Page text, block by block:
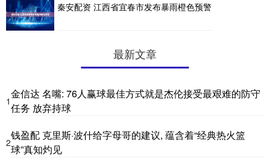
秦安配资 江西省宜春市发布暴雨橙色预警
最新文章
1
金信达 名嘴: 76人赢球最佳方式就是杰伦接受最艰难的防守
任务 放弃持球
2
钱盈配 克里斯·波什给字母哥的建议, 蕴含着“经典热火篮
球”真知灼见